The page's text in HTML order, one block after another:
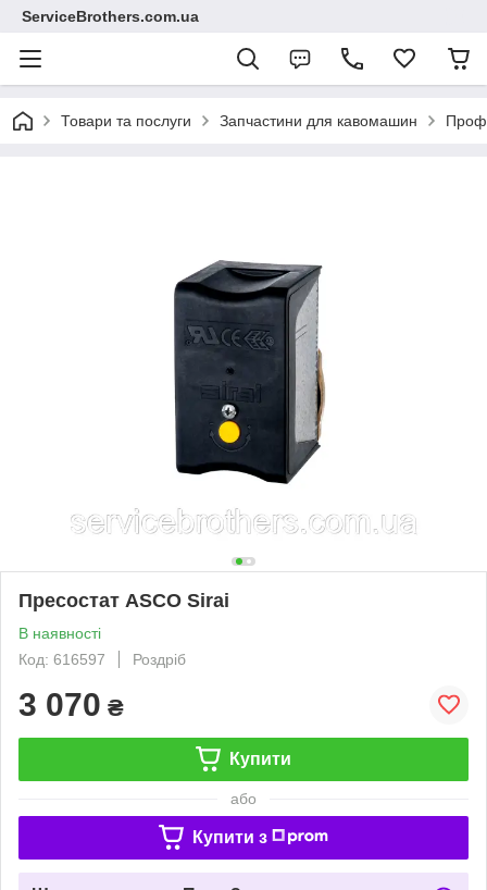
ServiceBrothers.com.ua
Товари та послуги Запчастини для кавомашин
Пресостат ASCO Sirai
В наявності
Код: 616597
Роздріб
3 070 ₴
Купити
або
Купити з